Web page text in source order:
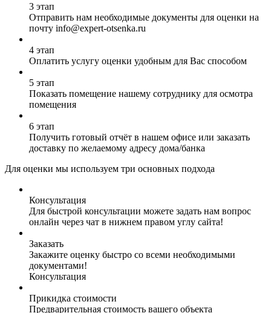
3 этап
Отправить нам необходимые документы для оценки на
почту info@expert-otsenka.ru
4 этап
Оплатить услугу оценки удобным для Вас способом
5 этап
Показать помещение нашему сотруднику для осмотра
помещения
6 этап
Получить готовый отчёт в нашем офисе или заказать
доставку по желаемому адресу дома/банка
Для оценки мы используем три основных подхода
Консультация
Для быстрой консультации можете задать нам вопрос
онлайн через чат в нижнем правом углу сайта!
Заказать
Закажите оценку быстро со всеми необходимыми
документами!
Консультация
Прикидка стоимости
Предварительная стоимость вашего объекта